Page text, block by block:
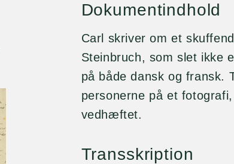
Dokumentindhold
Carl skriver om et
Steinbruch, som slet ikke
på både dansk og fransk.
personerne på et
vedhæftet.
Transskription